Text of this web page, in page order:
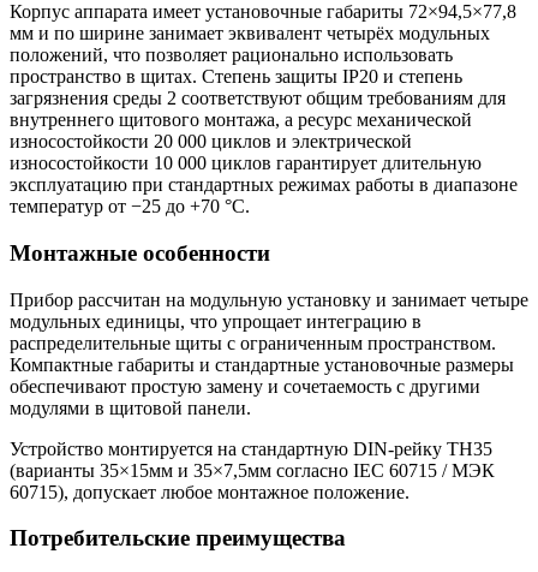
Корпус аппарата имеет установочные габариты 72×94,5×77,8
мм и по ширине занимает эквивалент четырёх модульных
положений, что позволяет рационально использовать
пространство в щитах. Степень защиты IP20 и степень
загрязнения среды 2 соответствуют общим требованиям для
внутреннего щитового монтажа, а ресурс механической
износостойкости 20 000 циклов и электрической
износостойкости 10 000 циклов гарантирует длительную
эксплуатацию при стандартных режимах работы в диапазоне
температур от −25 до +70 °C.
Монтажные особенности
Прибор рассчитан на модульную установку и занимает четыре
модульных единицы, что упрощает интеграцию в
распределительные щиты с ограниченным пространством.
Компактные габариты и стандартные установочные размеры
обеспечивают простую замену и сочетаемость с другими
модулями в щитовой панели.
Устройство монтируется на стандартную DIN-рейку ТН35
(варианты 35×15мм и 35×7,5мм согласно IEC 60715 / МЭК
60715), допускает любое монтажное положение.
Потребительские преимущества